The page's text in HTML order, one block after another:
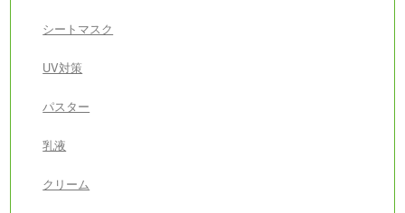
シートマスク
UV対策
パスター
乳液
クリーム